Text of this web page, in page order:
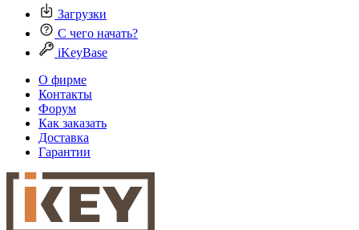
Загрузки
С чего начать?
iKeyBase
О фирме
Контакты
Форум
Как заказать
Доставка
Гарантии